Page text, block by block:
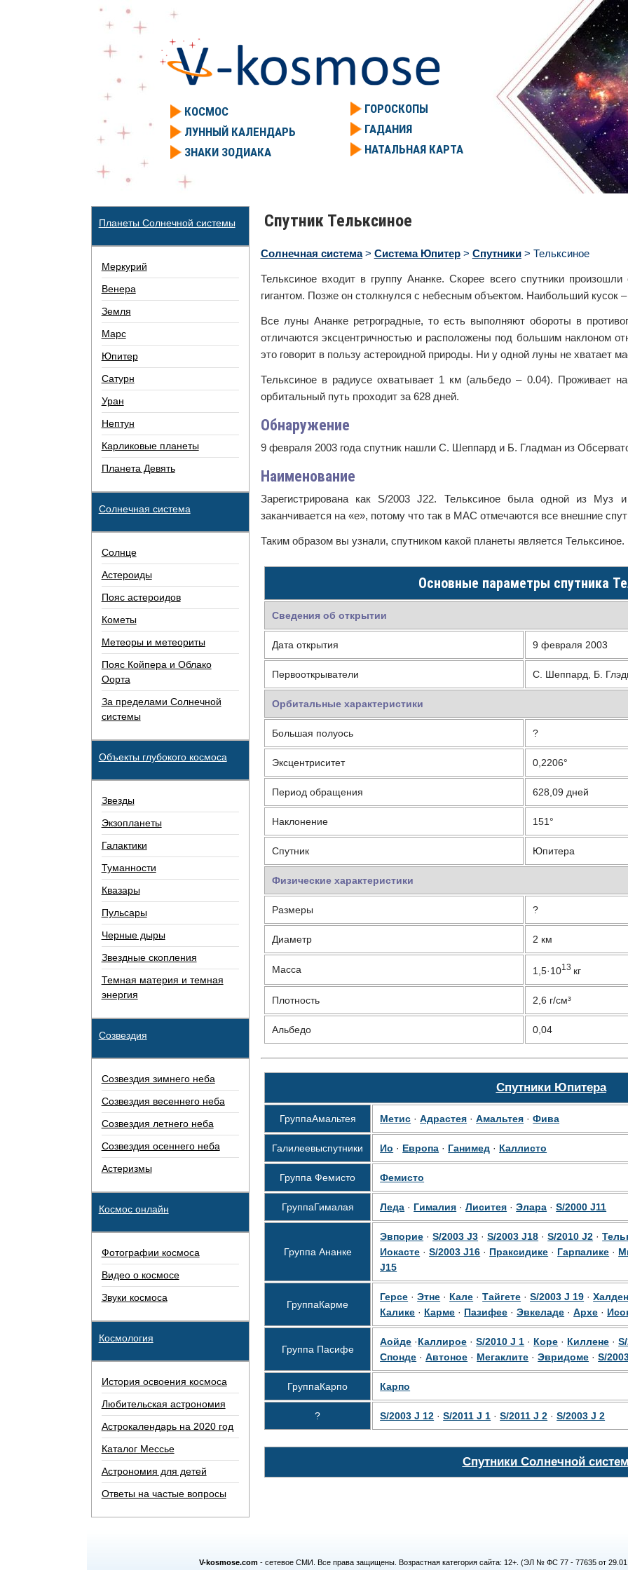
КОСМОС
ЛУННЫЙ КАЛЕНДАРЬ
ЗНАКИ ЗОДИАКА
ГОРОСКОПЫ
ГАДАНИЯ
НАТАЛЬНАЯ КАРТА
Спутник Тельксиное
Солнечная система> Система Юпитер> Спутники> Тельксиное
Тельксиное входит в группу Ананке. Скорее всего спутники произошли
гигантом. Позже он столкнулся с небесным объектом. Наибольший кусок
Все луны Ананке ретроградные, то есть выполняют обороты в
отличаются эксцентричностью и расположены под большим наклоном
это говорит в пользу астероидной природы. Ни у одной луны не хватает
Тельксиное в радиусе охватывает 1 км (альбедо – 0.04). Проживает
орбитальный путь проходит за 628 дней.
Обнаружение
9 февраля 2003 года спутник нашли С. Шеппард и Б. Гладман из
Наименование
Зарегистрирована как S/2003 J22. Тельксиное была одной из
заканчивается на «е», потому что так в МАС отмечаются все внешние
Таким образом вы узнали, спутником какой планеты является Тельксиное.
Основные параметры спутника
Сведения об открытии
Дата открытия 9 февраля 2003
Первооткрыватели С. Шеппард, Б.
Орбитальные характеристики
Большая полуось ?
Эксцентриситет 0,2206°
Период обращения 628,09 дней
Наклонение 151°
Спутник Юпитера
Физические характеристики
Размеры ?
Диаметр 2 км
Масса 1,5·1013 кг
Плотность 2,6 г/см³
Альбедо 0,04
Спутники Юпитера
ГруппаАмальтея Метис ·Адрастея ·Амальтея ·Фива
Галилеевыспутники Ио · Европа · Ганимед · Каллисто
ГруппаФемисто Фемисто
ГруппаГималая Леда · Гималия ·Лиситея ·Элара ·S/2000 J11
Группа Ананке
Эвпорие ·S/2003 J3 ·S/2003 J18 ·S/2010 J2 ·
Иокасте ·S/2003 J16 · Праксидике · Гарпалике ·
J15
ГруппаКарме
Герсе ·Этне · Кале ·Тайгете ·S/2003 J 19 ·
Калике · Карме · Пазифее ·Эвкеладе ·Архе ·
Группа Пасифе
Аойде ·Каллирое ·S/2010 J 1 · Коре · Киллене ·
Спонде ·Автоное · Мегаклите ·Эвридоме ·S/
ГруппаКарпо Карпо
? S/2003 J 12 ·S/2011 J 1 ·S/2011 J 2 ·S/2003 J 2
Спутники Солнечной
Планеты Солнечной системы
Меркурий
Венера
Земля
Марс
Юпитер
Сатурн
Уран
Нептун
Карликовые планеты
Планета Девять
Солнечная система
Солнце
Астероиды
Пояс астероидов
Кометы
Метеоры и метеориты
Пояс Койпера и Облако
Оорта
За пределами Солнечной
системы
Объекты глубокого космоса
Звезды
Экзопланеты
Галактики
Туманности
Квазары
Пульсары
Черные дыры
Звездные скопления
Темная материя и темная
энергия
Созвездия
Созвездия зимнего неба
Созвездия весеннего неба
Созвездия летнего неба
Созвездия осеннего неба
Астеризмы
Космос онлайн
Фотографии космоса
Видео о космосе
Звуки космоса
Космология
История освоения космоса
Любительская астрономия
Астрокалендарь на 2020 год
Каталог Мессье
Астрономия для детей
Ответы на частые вопросы
V-kosmose.com - сетевое СМИ. Все права защищены. Возрастная категория сайта: 12+. (ЭЛ № ФС 77 - 77635 от